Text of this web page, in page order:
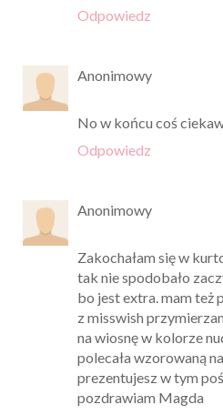
Odpowiedz
Anonimowy
No w końcu coś
Odpowiedz
Anonimowy
Zakochałam się w
tak nie spodobało
bo jest extra. mam też
z misswish
na wiosnę w kolorze
polecała wzorowaną
prezentujesz w tym
pozdrawiam Magda